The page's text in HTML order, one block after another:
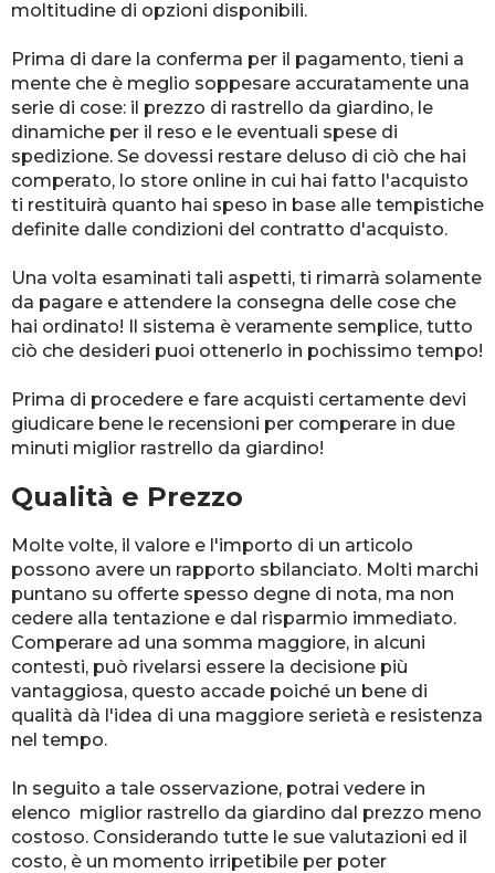
moltitudine di opzioni disponibili.
Prima di dare la conferma per il pagamento, tieni a
mente che è meglio soppesare accuratamente una
serie di cose: il prezzo di rastrello da giardino, le
dinamiche per il reso e le eventuali spese di
spedizione. Se dovessi restare deluso di ciò che hai
comperato, lo store online in cui hai fatto l'acquisto
ti restituirà quanto hai speso in base alle tempistiche
definite dalle condizioni del contratto d'acquisto.
Una volta esaminati tali aspetti, ti rimarrà solamente
da pagare e attendere la consegna delle cose che
hai ordinato! Il sistema è veramente semplice, tutto
ciò che desideri puoi ottenerlo in pochissimo tempo!
Prima di procedere e fare acquisti certamente devi
giudicare bene le recensioni per comperare in due
minuti miglior rastrello da giardino!
Qualità e Prezzo
Molte volte, il valore e l'importo di un articolo
possono avere un rapporto sbilanciato. Molti marchi
puntano su offerte spesso degne di nota, ma non
cedere alla tentazione e dal risparmio immediato.
Comperare ad una somma maggiore, in alcuni
contesti, può rivelarsi essere la decisione più
vantaggiosa, questo accade poiché un bene di
qualità dà l'idea di una maggiore serietà e resistenza
nel tempo.
In seguito a tale osservazione, potrai vedere in
elenco miglior rastrello da giardino dal prezzo meno
costoso. Considerando tutte le sue valutazioni ed il
costo, è un momento irripetibile per poter